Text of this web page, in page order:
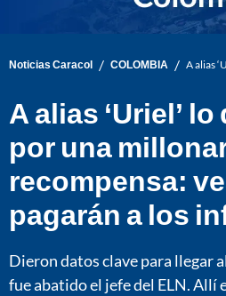
Noticias Caracol / COLOMBIA / A alias
A alias ‘Uriel’
por una
recompensa:
pagarán a los
Dieron datos clave para llegar
fue abatido el jefe del ELN. Allí